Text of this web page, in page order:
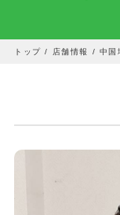
トップ / 店舗情報 / 中国